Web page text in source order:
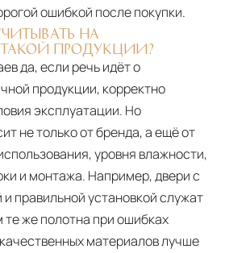
ошибкой после покупки.
НА
ТАКОЙ ПРОДУКЦИИ?
да, если речь идёт о
продукции, корректно
эксплуатации. Но
не только от бренда, а ещё от
уровня влажности,
и монтажа. Например, двери с
правильной установкой служат
же полотна при ошибках
материалов лучше